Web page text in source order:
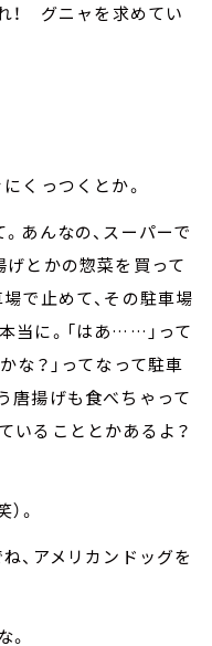
！ グニャを求めてい
くっつくとか。
あんなの、スーパーで
げとかの惣菜を買って
で止めて、その駐車場
当に。「はあ……」って
な？」ってなって駐車
唐揚げも食べちゃって
いることとかあるよ？
。
、アメリカンドッグを
。